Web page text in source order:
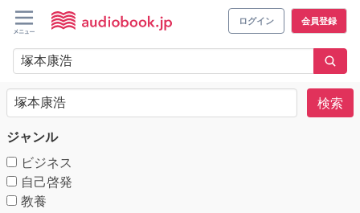
ログイン 会員登録
検索
ジャンル
ビジネス
自己啓発
教養